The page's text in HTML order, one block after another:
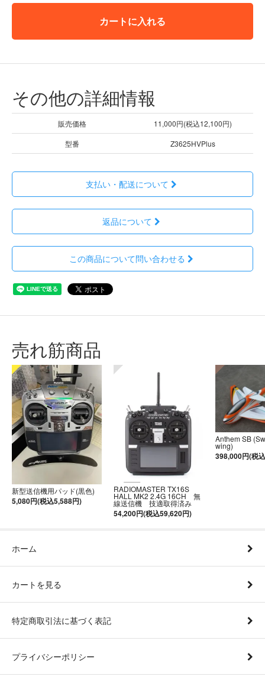
カートに入れる
その他の詳細情報
販売価格
11,000円(税込12,100円)
型番
Z3625HVPlus
支払い・配送について
返品について
この商品について問い合わせる
売れ筋商品
新型送信機用パッド(黒色)
5,080円(税込5,588円)
RADIOMASTER TX16S
HALL MK2 2.4G 16CH 無
線送信機 技適取得済み
54,200円(税込59,620円)
Anthem SB
wing)
398,000円(税
ホーム
カートを見る
特定商取引法に基づく表記
プライバシーポリシー